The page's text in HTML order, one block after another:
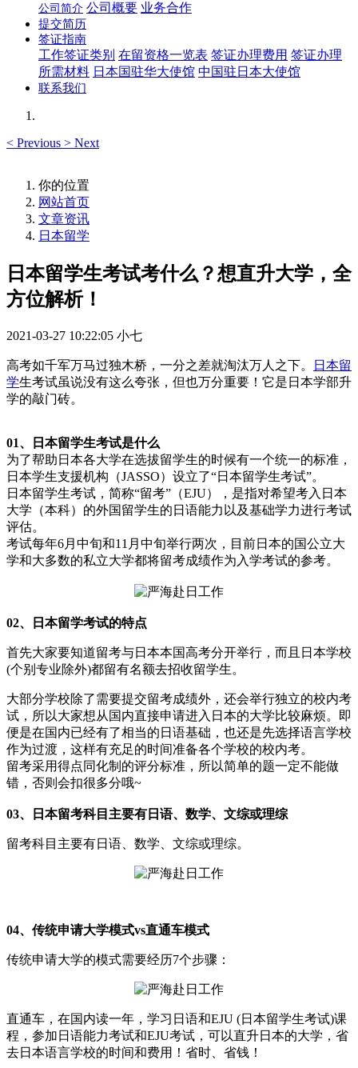
公司简介 公司概要 业务合作
提交简历
签证指南
工作签证类别 在留资格一览表 签证办理费用 签证办理
所需材料 日本国驻华大使馆 中国驻日本大使馆
联系我们
< Previous > Next
你的位置
网站首页
文章资讯
日本留学
日本留学生考试考什么？想直升大学，全
方位解析！
2021-03-27 10:22:05 小七
高考如千军万马过独木桥，一分之差就淘汰万人之下。
日本留
学生考试虽说没有这么夸张，但也万分重要！它是日本学部升
学的敲门砖。
01、日本留学生考试是什么
为了帮助日本各大学在选拔留学生的时候有一个统一的标准，
日本学生支援机构（JASSO）设立了“日本留学生考试”。
日本留学生考试，简称“留考”（EJU），是指对希望考入日本
大学（本科）的外国留学生的日语能力以及基础学力进行考试
评估。
考试每年6月中旬和11月中旬举行两次，目前日本的国公立大
学和大多数的私立大学都将留考成绩作为入学考试的参考。
02、日本留学考试的特点
首先大家要知道留考与日本本国高考分开举行，而且日本学校
(个别专业除外)都留有名额去招收留学生。
大部分学校除了需要提交留考成绩外，还会举行独立的校内考
试，所以大家想从国内直接申请进入日本的大学比较麻烦。即
便是在国内已经有了相当的日语基础，也还是先选择语言学校
作为过渡，这样有充足的时间准备各个学校的校内考。
留考采用得点同化制的评分标准，所以简单的题一定不能做
错，否则会扣很多分哦~
03、日本留考科目主要有日语、数学、文综或理综
留考科目主要有日语、数学、文综或理综。
04、传统申请大学模式vs直通车模式
传统申请大学的模式需要经历7个步骤：
直通车，在国内读一年，学习日语和EJU (日本留学生考试)课
程，参加日语能力考试和EJU考试，可以直升日本的大学，省
去日本语言学校的时间和费用！省时、省钱！